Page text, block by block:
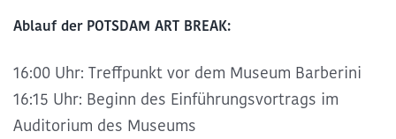
Ablauf der POTSDAM ART BREAK:
16:00 Uhr: Treffpunkt vor dem Museum Barberini
16:15 Uhr: Beginn des Einführungsvortrags im
Auditorium des Museums